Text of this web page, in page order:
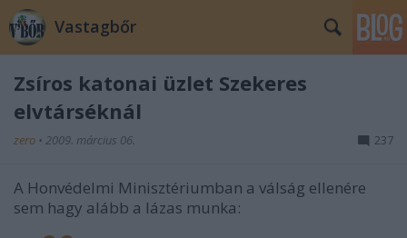
Vastagbőr
Zsíros katonai üzlet Szekeres
elvtárséknál
zero • 2009. március 06. 237
A Honvédelmi Minisztériumban a válság ellenére
sem hagy alább a lázas munka: